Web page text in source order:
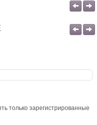
только зарегистрированные